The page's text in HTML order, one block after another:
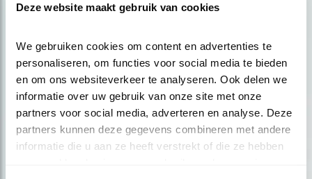
Deze website maakt gebruik van cookies
We gebruiken cookies om content en advertenties te
personaliseren, om functies voor social media te bieden
en om ons websiteverkeer te analyseren. Ook delen we
informatie over uw gebruik van onze site met onze
partners voor social media, adverteren en analyse. Deze
partners kunnen deze gegevens combineren met andere
informatie die u aan ze heeft verstrekt of die ze hebben